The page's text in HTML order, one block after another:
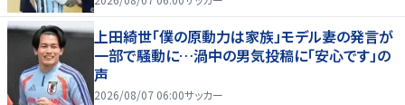
上田綺世「僕の原動力は家族」モデル妻の発言が
一部で騒動に…渦中の男気投稿に「安心です」の
声
2026/08/07 06:00サッカー